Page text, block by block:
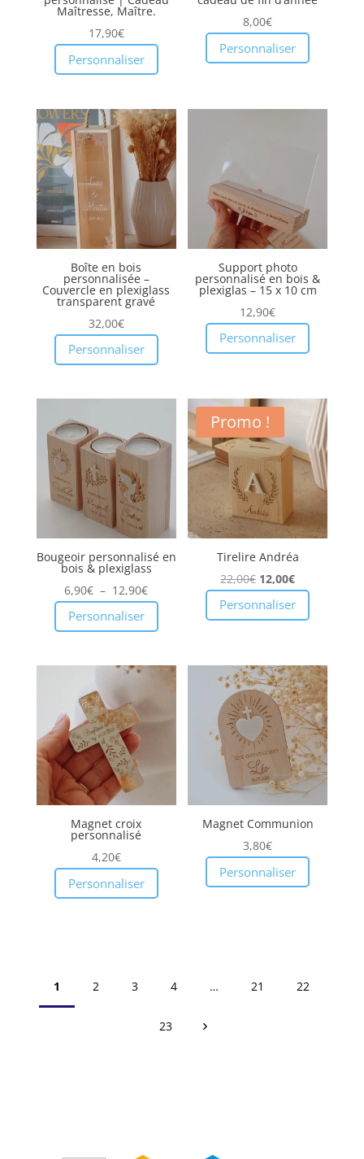
Maîtresse, Maître.
17,90€
Personnaliser
8,00€
Personnaliser
Boîte en bois
personnalisée –
Couvercle en plexiglass
transparent gravé
32,00€
Personnaliser
Support photo
personnalisé en bois &
plexiglas – 15 x 10 cm
12,90€
Personnaliser
Bougeoir personnalisé en
bois & plexiglass
6,90€ – 12,90€Plage
prix :
12,90€
Personnaliser
Promo !
Tirelire Andréa
22,00€ Le
prix
initial
22,00€.
12,00€Le
prix
actuel
12,00€.
Personnaliser
Magnet croix
personnalisé
4,20€
Personnaliser
Magnet Communion
3,80€
Personnaliser
1 2 3 4 … 21 22
23